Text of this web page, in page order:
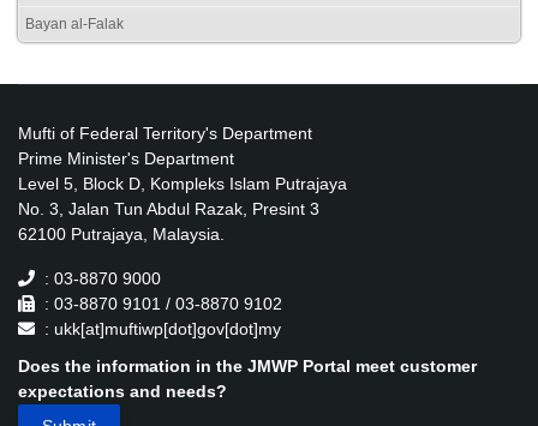
Bayan al-Falak
Mufti of Federal Territory's Department
Prime Minister's Department
Level 5, Block D, Kompleks Islam Putrajaya
No. 3, Jalan Tun Abdul Razak, Presint 3
62100 Putrajaya, Malaysia.
: 03-8870 9000
: 03-8870 9101 / 03-8870 9102
: ukk[at]muftiwp[dot]gov[dot]my
Does the information in the JMWP Portal meet customer
expectations and needs?